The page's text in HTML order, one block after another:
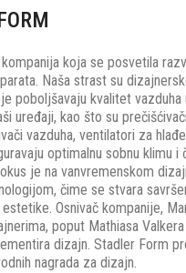
koja se posvetila
Naša strast su
poboljšavaju kvalitet vazduha
uređaji, kao što su
vazduha, ventilatori za
optimalnu sobnu klimu i
je na vanvremenskom
čime se stvara
Osnivač kompanije,
poput Mathiasa
dizajn. Stadler Form
nagrada za dizajn.